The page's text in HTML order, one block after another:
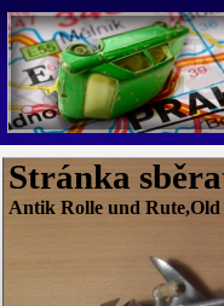
Stránka
Antik Rolle und Rute,Old